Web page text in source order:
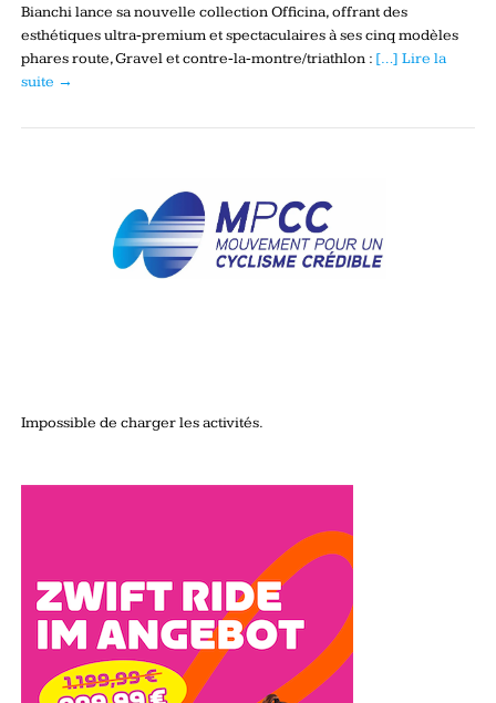
Bianchi lance sa nouvelle collection Officina, offrant des
esthétiques ultra‑premium et spectaculaires à ses cinq modèles
phares route, Gravel et contre‑la‑montre/triathlon : […] Lire la
suite →
Impossible de charger les activités.